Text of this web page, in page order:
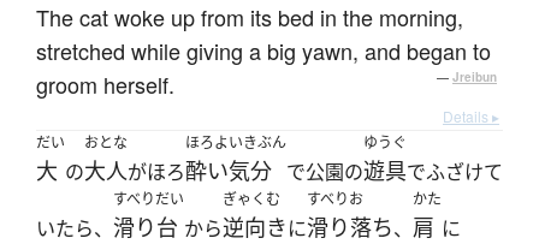
The cat woke up from its bed in the morning,
stretched while giving a big yawn, and began to
groom herself.
— Jreibun
Details ▸
だい
大 の
おとな
大人がほろ
ほろよいきぶん
酔い気分 で公園の
ゆうぐ
遊具でふざけて
いたら、
すべりだい
滑り台 から
ぎゃくむ
逆向きに
すべりお
滑り落ち、
かた
肩 に